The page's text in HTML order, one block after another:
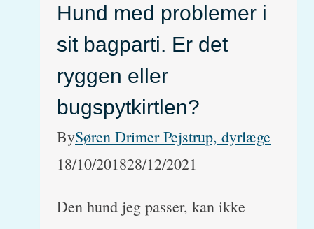
være?
Hund med problemer i
sit bagparti. Er det
ryggen eller
bugspytkirtlen?
BySøren Drimer Pejstrup, dyrlæge
18/10/201828/12/2021
Den hund jeg passer, kan ikke